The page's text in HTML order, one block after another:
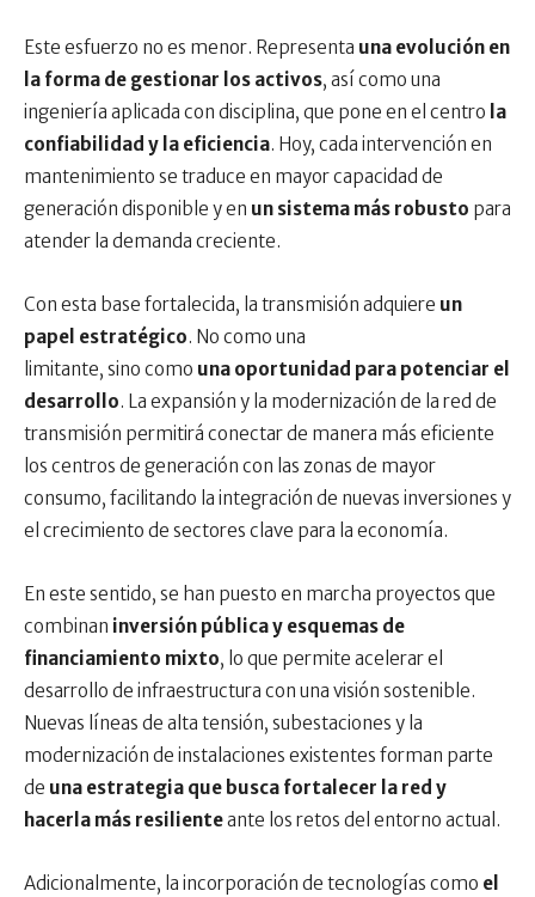
Este esfuerzo no es menor. Representa una evolución en
la forma de gestionar los activos, así como una
ingeniería aplicada con disciplina, que pone en el centro la
confiabilidad y la eficiencia. Hoy, cada intervención en
mantenimiento se traduce en mayor capacidad de
generación disponible y en un sistema más robusto para
atender la demanda creciente.
Con esta base fortalecida, la transmisión adquiere un
papel estratégico. No como una
limitante, sino como una oportunidad para potenciar el
desarrollo. La expansión y la modernización de la red de
transmisión permitirá conectar de manera más eficiente
los centros de generación con las zonas de mayor
consumo, facilitando la integración de nuevas inversiones y
el crecimiento de sectores clave para la economía.
En este sentido, se han puesto en marcha proyectos que
combinan inversión pública y esquemas de
financiamiento mixto, lo que permite acelerar el
desarrollo de infraestructura con una visión sostenible.
Nuevas líneas de alta tensión, subestaciones y la
modernización de instalaciones existentes forman parte
de una estrategia que busca fortalecer la red y
hacerla más resilienteante los retos del entorno actual.
Adicionalmente, la incorporación de tecnologías como el